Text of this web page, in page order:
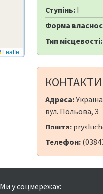
Leaflet
Ступінь: I
Форма
Тип місцевості:
КОНТАКТИ
Адреса:
вул. Польова, 3
Пошта:
Телефон:
Ми у соцмережах: